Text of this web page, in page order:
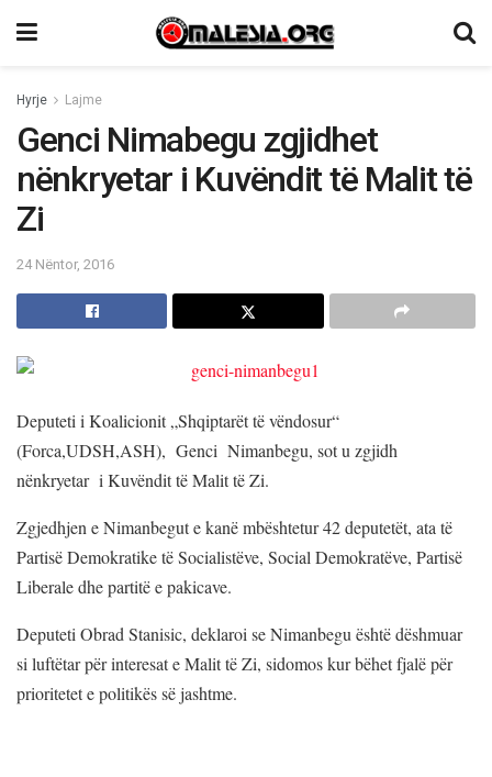
Hyrje Lajme
Genci Nimabegu zgjidhet
nënkryetar i Kuvëndit të Malit të
Zi
24 Nëntor, 2016
Deputeti i Koalicionit „Shqiptarët të vëndosur“
(Forca,UDSH,ASH), Genci Nimanbegu, sot u zgjidh
nënkryetar i Kuvëndit të Malit të Zi.
Zgjedhjen e Nimanbegut e kanë mbështetur 42 deputetët, ata të
Partisë Demokratike të Socialistëve, Social Demokratëve, Partisë
Liberale dhe partitë e pakicave.
Deputeti Obrad Stanisic, deklaroi se Nimanbegu është dëshmuar
si luftëtar për interesat e Malit të Zi, sidomos kur bëhet fjalë për
prioritetet e politikës së jashtme.